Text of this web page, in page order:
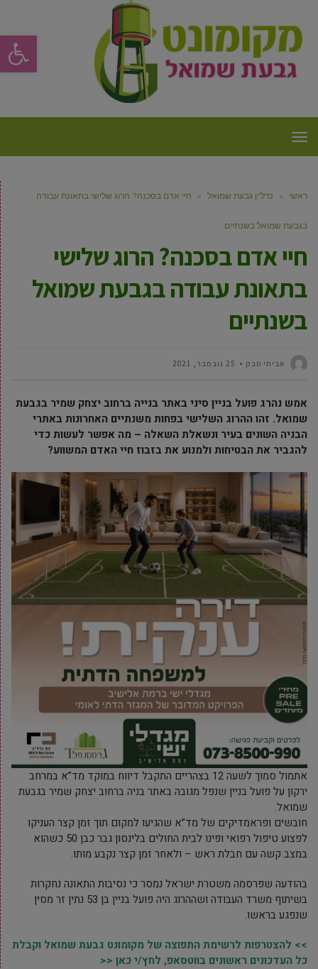
פתח
תפריט
ראשי » נדל"ן גבעת שמואל » חיי אדם בסכנה? הרוג שלישי בתאונת עבודה
בגבעת שמואל בשנתיים
חיי אדם בסכנה? הרוג שלישי
בתאונת עבודה בגבעת שמואל
בשנתיים
אביחי טבק 25 נובמבר, 2021
אמש נהרג פועל בניין סיני באתר בנייה ברחוב יצחק שמיר בגבעת
שמואל. זהו ההרוג השלישי בפחות משנתיים האחרונות באתרי
הבניה השונים בעיר ונשאלת השאלה – מה אפשר לעשות כדי
להגביר את הבטיחות ולמנוע את בזבוז חיי האדם המשווע?
אתמול סמוך לשעה 12 בצהריים התקבל דיווח במוקד מד”א במרחב
ירקון על פועל בניין שנפל מגובה באתר בניה ברחוב יצחק שמיר בגבעת
שמואל.
חובשים ופראמדיקים של מד”א שהגיעו למקום תוך זמן קצר העניקו
לפצוע טיפול רפואי ופינו לבית החולים בלינסון גבר כבן 50 כשהוא
במצב קשה עם חבלת ראש – ולאחר זמן קצר נקבע מותו.
בהודעה שפרסמה משטרת ישראל נמסר כי נסיבות התאונה נחקרות
בשיתוף משרד העבודה ושההרוג היה פועל בניין בן 53 נתין זר מסין
שנפגע בראשו.
>> להצטרפות לרשימת התפוצה של מקומונט גבעת שמואל וקבלת
כל העדכונים ראשונים בווטסאפ, לחץ/י כאן <<